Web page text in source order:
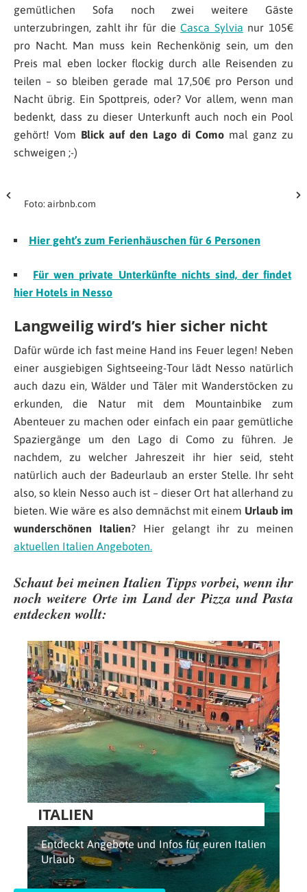
gemütlichen Sofa noch zwei weitere Gäste
unterzubringen, zahlt ihr für die Casca Sylvia nur 105€
pro Nacht. Man muss kein Rechenkönig sein, um den
Preis mal eben locker flockig durch alle Reisenden zu
teilen – so bleiben gerade mal 17,50€ pro Person und
Nacht übrig. Ein Spottpreis, oder? Vor allem, wenn man
bedenkt, dass zu dieser Unterkunft auch noch ein Pool
gehört! Vom Blick auf den Lago di Como mal ganz zu
schweigen ;-)
Foto: airbnb.com
Hier geht’s zum Ferienhäuschen für 6 Personen
Für wen private Unterkünfte nichts sind, der findet
hier Hotels in Nesso
Langweilig wird’s hier sicher nicht
Dafür würde ich fast meine Hand ins Feuer legen! Neben
einer ausgiebigen Sightseeing-Tour lädt Nesso natürlich
auch dazu ein, Wälder und Täler mit Wanderstöcken zu
erkunden, die Natur mit dem Mountainbike zum
Abenteuer zu machen oder einfach ein paar gemütliche
Spaziergänge um den Lago di Como zu führen. Je
nachdem, zu welcher Jahreszeit ihr hier seid, steht
natürlich auch der Badeurlaub an erster Stelle. Ihr seht
also, so klein Nesso auch ist – dieser Ort hat allerhand zu
bieten. Wie wäre es also demnächst mit einem Urlaub im
wunderschönen Italien? Hier gelangt ihr zu meinen
aktuellen Italien Angeboten.
Schaut bei meinen Italien Tipps vorbei, wenn ihr
noch weitere Orte im Land der Pizza und Pasta
entdecken wollt:
ITALIEN
Entdeckt Angebote und Infos für euren Italien
Urlaub